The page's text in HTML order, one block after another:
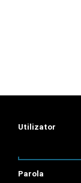
Utilizator
Parola